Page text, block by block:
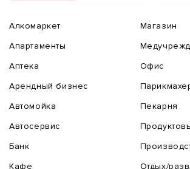
Алкомаркет
Апартаменты
Аптека
Арендный бизнес
Автомойка
Автосервис
Банк
Кафе
Магазин
Офис
Пекарня
Отдых/